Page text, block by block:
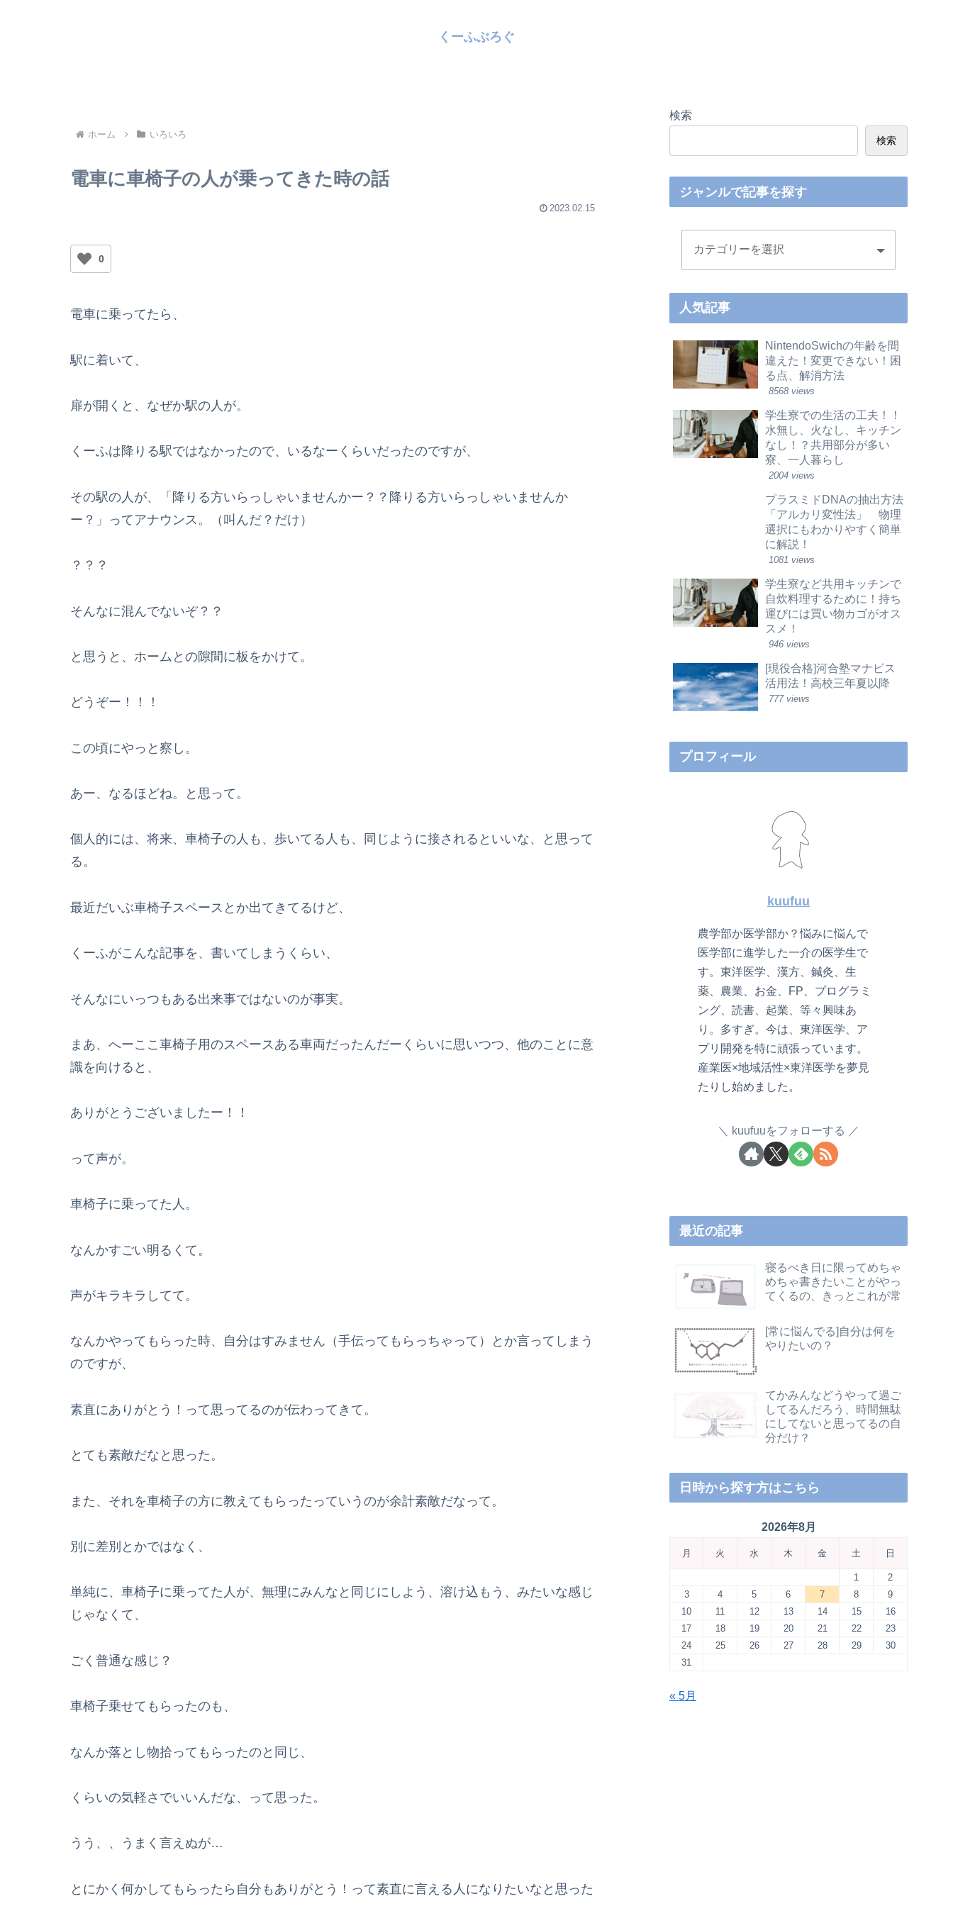
くーふぶろぐ
ホーム いろいろ
電車に車椅子の人が乗ってきた時の話
2023.02.15
0
電車に乗ってたら、
駅に着いて、
扉が開くと、なぜか駅の人が。
くーふは降りる駅ではなかったので、いるなーくらいだったのですが、
その駅の人が、「降りる方いらっしゃいませんかー？？降りる方いらっしゃいませんか
ー？」ってアナウンス。（叫んだ？だけ）
？？？
そんなに混んでないぞ？？
と思うと、ホームとの隙間に板をかけて。
どうぞー！！！
この頃にやっと察し。
あー、なるほどね。と思って。
個人的には、将来、車椅子の人も、歩いてる人も、同じように接されるといいな、と思って
る。
最近だいぶ車椅子スペースとか出てきてるけど、
くーふがこんな記事を、書いてしまうくらい、
そんなにいっつもある出来事ではないのが事実。
まあ、へーここ車椅子用のスペースある車両だったんだーくらいに思いつつ、他のことに意
識を向けると、
ありがとうございましたー！！
って声が。
車椅子に乗ってた人。
なんかすごい明るくて。
声がキラキラしてて。
なんかやってもらった時、自分はすみません（手伝ってもらっちゃって）とか言ってしまう
のですが、
素直にありがとう！って思ってるのが伝わってきて。
とても素敵だなと思った。
また、それを車椅子の方に教えてもらったっていうのが余計素敵だなって。
別に差別とかではなく、
単純に、車椅子に乗ってた人が、無理にみんなと同じにしよう、溶け込もう、みたいな感じ
じゃなくて、
ごく普通な感じ？
車椅子乗せてもらったのも、
なんか落とし物拾ってもらったのと同じ、
くらいの気軽さでいいんだな、って思った。
うう、、うまく言えぬが…
とにかく何かしてもらったら自分もありがとう！って素直に言える人になりたいなと思った
検索
検索
ジャンルで記事を探す
人気記事
NintendoSwichの年齢を間
違えた！変更できない！困
る点、解消方法
8568 views
学生寮での生活の工夫！！
水無し、火なし、キッチン
なし！？共用部分が多い
寮、一人暮らし
2004 views
プラスミドDNAの抽出方法
「アルカリ変性法」 物理
選択にもわかりやすく簡単
に解説！
1081 views
学生寮など共用キッチンで
自炊料理するために！持ち
運びには買い物カゴがオス
スメ！
946 views
[現役合格]河合塾マナビス
活用法！高校三年夏以降
777 views
プロフィール
kuufuu
農学部か医学部か？悩みに悩んで
医学部に進学した一介の医学生で
す。東洋医学、漢方、鍼灸、生
薬、農業、お金、FP、プログラミ
ング、読書、起業、等々興味あ
り。多すぎ。今は、東洋医学、ア
プリ開発を特に頑張っています。
産業医×地域活性×東洋医学を夢見
たりし始めました。
kuufuuをフォローする
最近の記事
寝るべき日に限ってめちゃ
めちゃ書きたいことがやっ
てくるの、きっとこれが常
[常に悩んでる]自分は何を
やりたいの？
てかみんなどうやって過ご
してるんだろう、時間無駄
にしてないと思ってるの自
分だけ？
日時から探す方はこちら
2026年8月
月 火 水 木 金 土 日
1
2
3
4 5 6 7 8
9
10
11 12 13 14 15
16
17
18 19 20 21 22
23
24
25 26 27 28 29
30
31
« 5月